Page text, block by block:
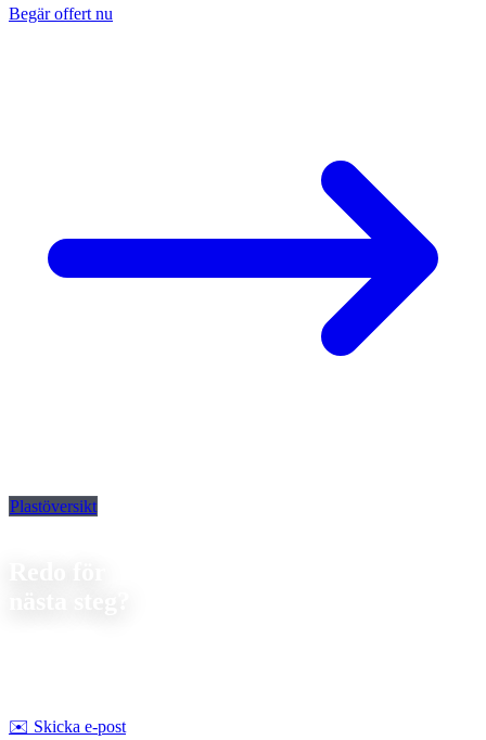
Begär offert nu
Plastöversikt
✉️ Skicka e-post